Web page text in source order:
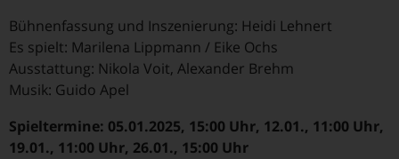
Bühnenfassung und Inszenierung: Heidi Lehnert
Es spielt: Marilena Lippmann / Eike Ochs
Ausstattung: Nikola Voit, Alexander Brehm
Musik: Guido Apel
Spieltermine: 05.01.2025, 15:00 Uhr, 12.01., 11:00 Uhr,
19.01., 11:00 Uhr, 26.01., 15:00 Uhr